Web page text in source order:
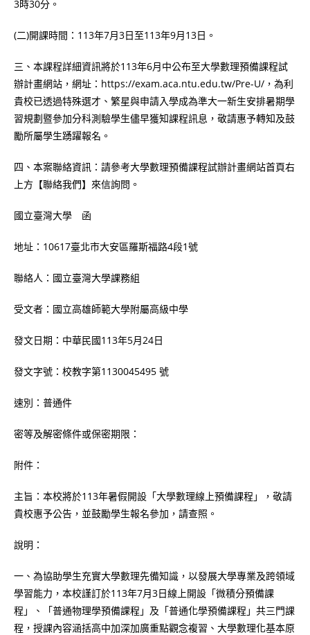
3時30分。
(二)開課時間：113年7月3日至113年9月13日。
三、本課程詳細資訊將於113年6月中公布至大學數理預備課程試
辦計畫網站，網址：https://exam.aca.ntu.edu.tw/Pre-U/，為利
貴校已透過特殊選才、繁星與申請入學成為準大一新生安排暑期學
習規劃暨參加分科測驗學生儘早獲知課程訊息，敬請惠予轉知及鼓
勵所屬學生踴躍報名。
四、本案聯絡資訊：請參考大學數理預備課程試辦計畫網站首頁右
上方【聯絡我們】來信詢問。
國立臺灣大學 函
地址：10617臺北市大安區羅斯福路4段1號
聯絡人：國立臺灣大學課務組
受文者：國立高雄師範大學附屬高級中學
發文日期：中華民國113年5月24日
發文字號：校教字第1130045495 號
速別：普通件
密等及解密條件或保密期限：
附件：
主旨：本校將於113年暑假開設「大學數理線上預備課程」，敬請
貴校惠予公告，並鼓勵學生報名參加，請查照。
說明：
一、為協助學生充實大學數理先備知識，以發展大學專業及跨領域
學習能力，本校謹訂於113年7月3日線上開設「微積分預備課
程」、「普通物理學預備課程」及「普通化學預備課程」共三門課
程，授課內容涵括高中加深加廣重點觀念複習、大學數理化基本原